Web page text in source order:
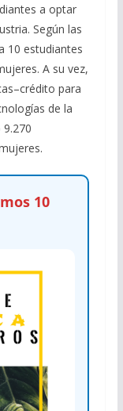
a optar
Según las
10 estudiantes
A su vez,
para
de la
10